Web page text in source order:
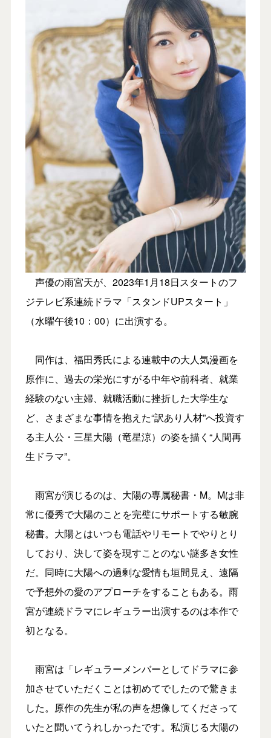
声優の雨宮天が、2023年1月18日スタートのフ
ジテレビ系連続ドラマ「スタンドUPスタート」
（水曜午後10：00）に出演する。
同作は、福田秀氏による連載中の大人気漫画を
原作に、過去の栄光にすがる中年や前科者、就業
経験のない主婦、就職活動に挫折した大学生な
ど、さまざまな事情を抱えた“訳あり人材”へ投資す
る主人公・三星大陽（竜星涼）の姿を描く“人間再
生ドラマ”。
雨宮が演じるのは、大陽の専属秘書・M。Mは非
常に優秀で大陽のことを完璧にサポートする敏腕
秘書。大陽とはいつも電話やリモートでやりとり
しており、決して姿を現すことのない謎多き女性
だ。同時に大陽への過剰な愛情も垣間見え、遠隔
で予想外の愛のアプローチをすることもある。雨
宮が連続ドラマにレギュラー出演するのは本作で
初となる。
雨宮は「レギュラーメンバーとしてドラマに参
加させていただくことは初めてでしたので驚きま
した。原作の先生が私の声を想像してくださって
いたと聞いてうれしかったです。私演じる大陽の